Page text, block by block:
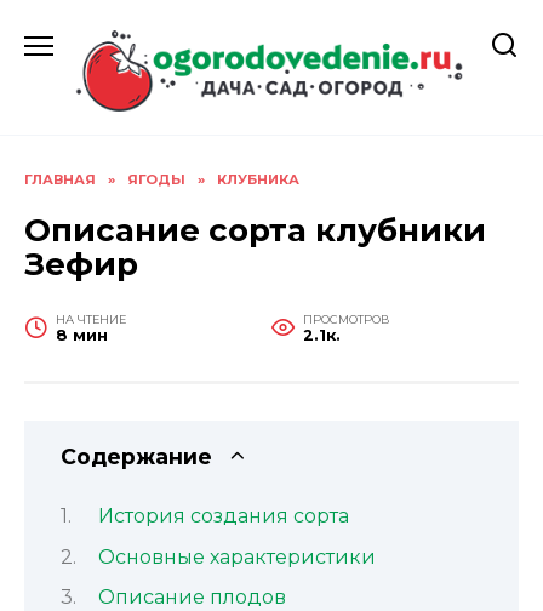
содержанию
ГЛАВНАЯ » ЯГОДЫ » КЛУБНИКА
Описание сорта клубники
Зефир
НА ЧТЕНИЕ
8 мин
ПРОСМОТРОВ
2.1к.
Содержание
История создания сорта
Основные характеристики
Описание плодов